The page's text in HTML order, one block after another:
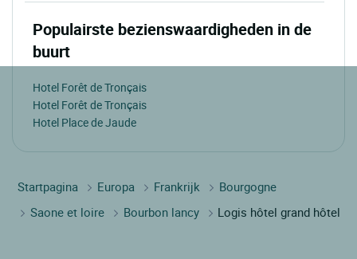
Populairste bezienswaardigheden in de
buurt
Hotel Forêt de Tronçais
Hotel Forêt de Tronçais
Hotel Place de Jaude
Startpagina Europa Frankrijk
Bourgogne
Saone et loire
Bourbon lancy Logis hôtel grand hôtel